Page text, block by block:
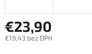
€23,90
€19,43 bez DPH